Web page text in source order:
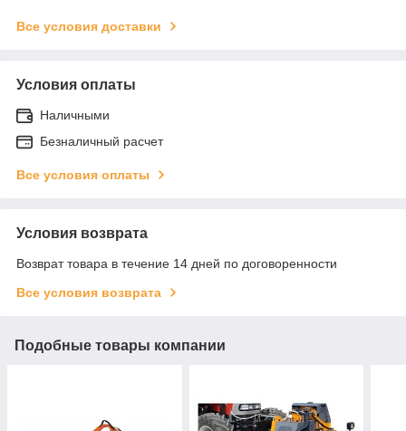
Все условия доставки
Условия оплаты
Наличными
Безналичный расчет
Все условия оплаты
Условия возврата
Возврат товара в течение 14 дней по договоренности
Все условия возврата
Подобные товары компании